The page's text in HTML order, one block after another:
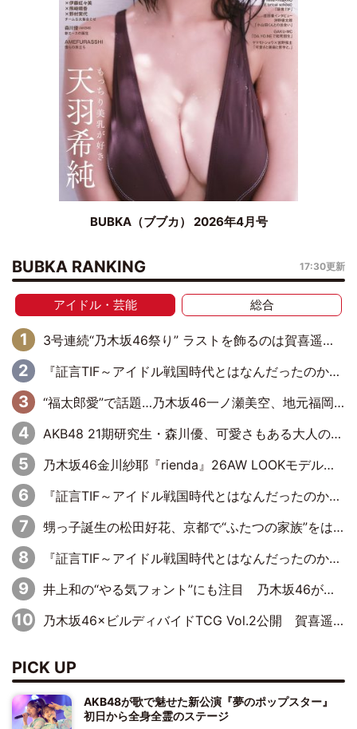
BUBKA（ブブカ） 2026年4月号
BUBKA RANKING 17:30更新
アイドル・芸能 総合
3号連続“乃木坂46祭り” ラストを飾るのは賀喜遥香…5年ぶりの登場に「5年分大人になった私を見ていただけたら」
『証言TIF～アイドル戦国時代とはなんだったのか～』第6回：でんぱ組.inc・古川未鈴×相沢梨紗「『ハロプロやりたかったな』って言ったら、夢眠ねむさんに『てめえはでんぱ組．incなんだよ！』って肩パンされて(笑)」
“福太郎愛”で話題…乃木坂46一ノ瀬美空、地元福岡『めんべい25周年トップサポーター』に就任
AKB48 21期研究生・森川優、可愛さもある大人の女性に
乃木坂46金川紗耶『rienda』26AW LOOKモデルに就任
『証言TIF～アイドル戦国時代とはなんだったのか～』第11回：私立恵比寿中学・真山りか×安本彩花「TIFで10年ぶりのキョンシーメイクをしたら、場を完全に引かせてしまって。時代が変わったんだなって」
甥っ子誕生の松田好花、京都で“ふたつの家族”をはしご！ “母”黒谷友香に見送られ、“父”松岡昌宏とはハシゴ酒
『証言TIF～アイドル戦国時代とはなんだったのか～』第10回：さくら学院・武藤彩未×飯田らうら「正直、中3で辞めるというのを信じてなくて。そう言われてはいたけど、嘘でしょって」
井上和の“やる気フォント”にも注目 乃木坂46が挑んだ書道パフォーマンスの舞台裏
乃木坂46×ビルディバイドTCG Vol.2公開 賀喜遥香＆田村真佑が『京まふ』ステージに登壇
PICK UP
AKB48が歌で魅せた新公演『夢のポップスター』
初日から全身全霊のステージ